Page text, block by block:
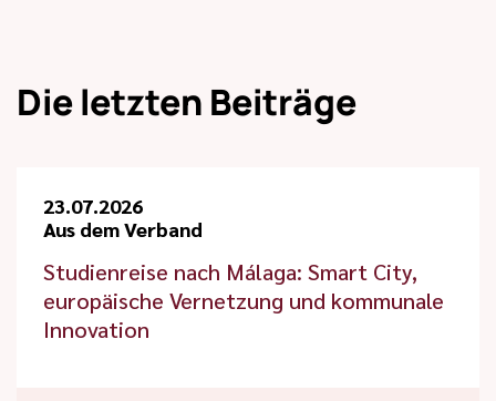
Die letzten Beiträge
23.07.2026
Aus dem Verband
Studienreise nach Málaga: Smart City,
europäische Vernetzung und kommunale
Innovation